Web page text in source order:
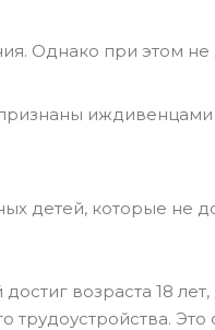
Однако при этом
иждивенцами
детей, которые не
возраста 18
Это